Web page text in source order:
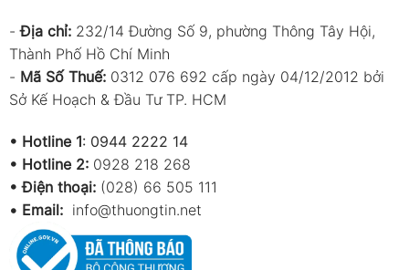
-Địa chỉ: 232/14 Đường Số 9, phường Thông Tây Hội,
Thành Phố Hồ Chí Minh
- Mã Số Thuế: 0312 076 692 cấp ngày 04/12/2012 bởi
Sở Kế Hoạch & Đầu Tư TP. HCM
• Hotline 1: 0944 2222 14
• Hotline 2: 0928 218 268
• Điện thoại: (028) 66 505 111
• Email: info@thuongtin.net